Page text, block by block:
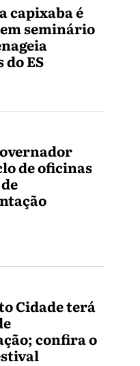
capixaba é
seminário
ES
de oficinas
Cidade terá
confira o